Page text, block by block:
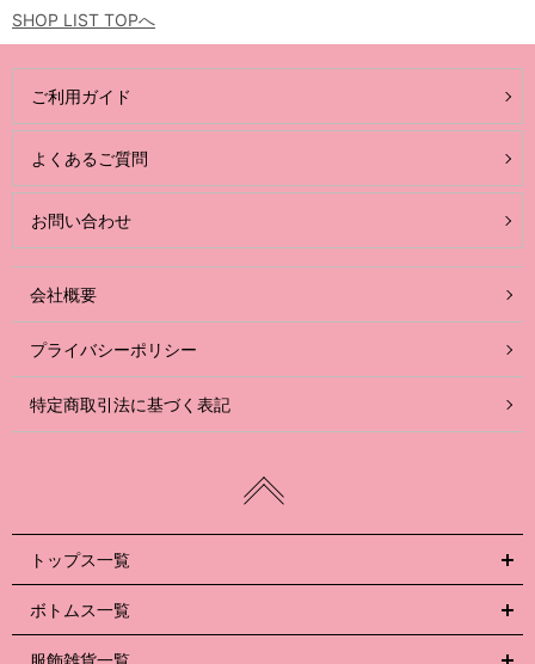
SHOP LIST TOPへ
ご利用ガイド
よくあるご質問
お問い合わせ
会社概要
プライバシーポリシー
特定商取引法に基づく表記
トップス一覧
ボトムス一覧
服飾雑貨一覧